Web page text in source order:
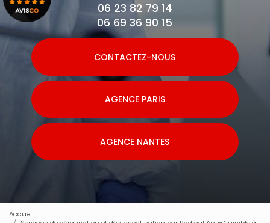
06 23 82 79 14
06 69 36 90 15
CONTACTEZ-NOUS
AGENCE PARIS
AGENCE NANTES
Voir le certificat
Accueil